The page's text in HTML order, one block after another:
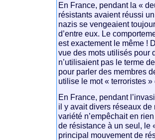
En France, pendant la «
résistants avaient réussi
nazis se vengeaient
d’entre eux. Le
est exactement le même !
vue des mots utilisés pour
n’utilisaient pas le terme
pour parler des membres
utilise le mot « terroristes
En France, pendant
il y avait divers réseaux
variété n’empêchait en
de résistance à un seul, le
principal mouvement de